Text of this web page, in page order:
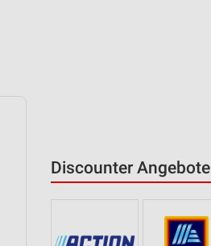
Discounter Angebote